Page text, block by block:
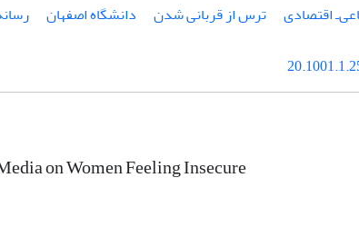
اقتصادی ترس از قربانی شدن دانشگاه اصفهان
on Women Feeling Insecure